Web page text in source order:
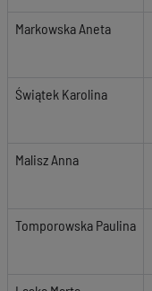
Markowska Aneta
Świątek Karolina
Malisz Anna
Tomporowska Paulina